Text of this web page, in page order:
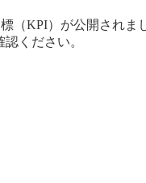
（KPI）が公開されま
ください。